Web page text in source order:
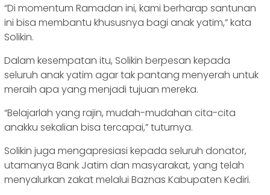
“Di momentum Ramadan ini, kami berharap santunan
ini bisa membantu khususnya bagi anak yatim,” kata
Solikin.
Dalam kesempatan itu, Solikin berpesan kepada
seluruh anak yatim agar tak pantang menyerah untuk
meraih apa yang menjadi tujuan mereka.
“Belajarlah yang rajin, mudah-mudahan cita-cita
anakku sekalian bisa tercapai,” tuturnya.
Solikin juga mengapresiasi kepada seluruh donator,
utamanya Bank Jatim dan masyarakat, yang telah
menyalurkan zakat melalui Baznas Kabupaten Kediri.